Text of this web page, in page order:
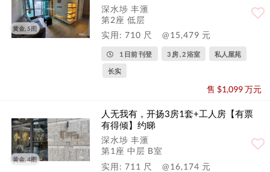
黄金, 5图
深水埗 丰滙
第2座 低层
实用: 710 尺
@15,479 元
1 日前 刊登 3 房 , 2 浴室 私人屋苑
长实
售 $1,099 万元
黄金, 4图
人无我有，开扬3房1套+工人房【有票
有得倾】约睇
深水埗 丰滙
第1座 中层 B室
实用: 711 尺
@16,174 元